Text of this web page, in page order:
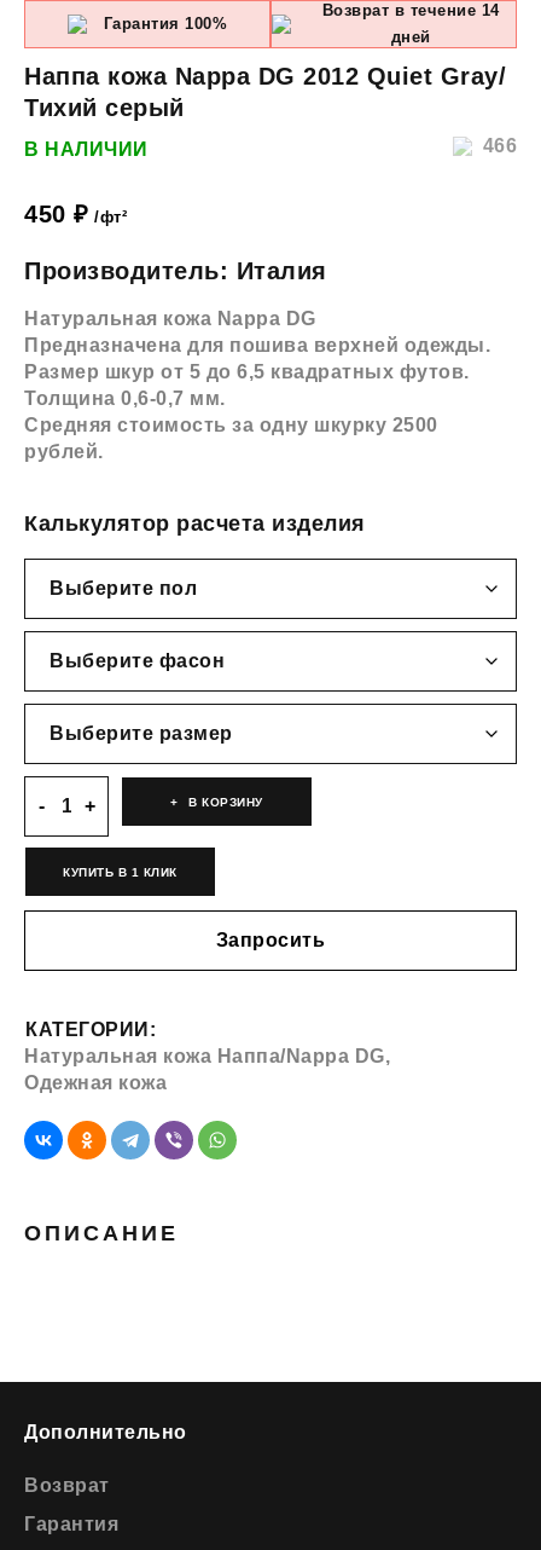
Гарантия 100%
Возврат в течение 14
дней
Наппа кожа Nappa DG 2012 Quiet Gray/
Тихий серый
466
В НАЛИЧИИ
450 ₽ /фт²
Производитель: Италия
Натуральная кожа Nappa DG
Предназначена для пошива верхней одежды.
Размер шкур от 5 до 6,5 квадратных футов.
Толщина 0,6-0,7 мм.
Средняя стоимость за одну шкурку 2500
рублей.
Калькулятор расчета изделия
В КОРЗИНУ
КУПИТЬ В 1 КЛИК
Запросить
КАТЕГОРИИ:
Натуральная кожа Наппа/Nappa DG,
Одежная кожа
ОПИСАНИЕ
Дополнительно
Возврат
Гарантия